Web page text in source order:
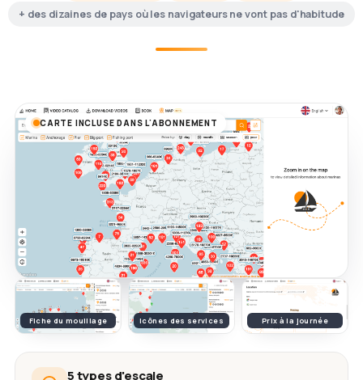
+ des dizaines de pays où les navigateurs ne vont pas d'habitude
CARTE INCLUSE DANS L'ABONNEMENT
Fiche du mouillage Icônes des services Prix à la journée
5 types d'escale